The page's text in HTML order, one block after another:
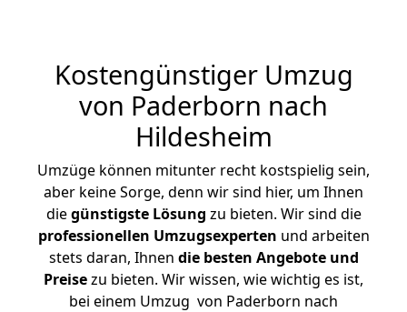
Kostengünstiger Umzug
von Paderborn nach
Hildesheim
Umzüge können mitunter recht kostspielig sein,
aber keine Sorge, denn wir sind hier, um Ihnen
diegünstigste Lösung zu bieten. Wir sind die
professionellen Umzugsexperten und arbeiten
stets daran, Ihnen die besten Angebote und
Preisezu bieten. Wir wissen, wie wichtig es ist,
bei einem Umzug von Paderborn nach